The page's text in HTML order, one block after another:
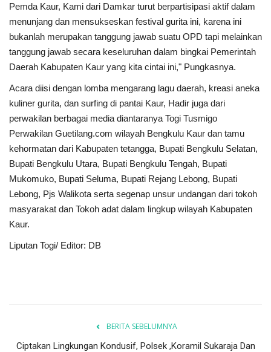
Pemda Kaur, Kami dari Damkar turut berpartisipasi aktif dalam
menunjang dan mensukseskan festival gurita ini, karena ini
bukanlah merupakan tanggung jawab suatu OPD tapi melainkan
tanggung jawab secara keseluruhan dalam bingkai Pemerintah
Daerah Kabupaten Kaur yang kita cintai ini," Pungkasnya.
Acara diisi dengan lomba mengarang lagu daerah, kreasi aneka
kuliner gurita, dan surfing di pantai Kaur, Hadir juga dari
perwakilan berbagai media diantaranya Togi Tusmigo
Perwakilan Guetilang.com wilayah Bengkulu Kaur dan tamu
kehormatan dari Kabupaten tetangga, Bupati Bengkulu Selatan,
Bupati Bengkulu Utara, Bupati Bengkulu Tengah, Bupati
Mukomuko, Bupati Seluma, Bupati Rejang Lebong, Bupati
Lebong, Pjs Walikota serta segenap unsur undangan dari tokoh
masyarakat dan Tokoh adat dalam lingkup wilayah Kabupaten
Kaur.
Liputan Togi/ Editor: DB
BERITA SEBELUMNYA
Ciptakan Lingkungan Kondusif, Polsek ,Koramil Sukaraja Dan